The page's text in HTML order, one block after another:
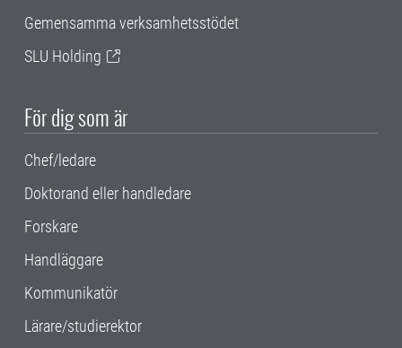
Gemensamma verksamhetsstödet
SLU Holding
För dig som är
Chef/ledare
Doktorand eller handledare
Forskare
Handläggare
Kommunikatör
Lärare/studierektor